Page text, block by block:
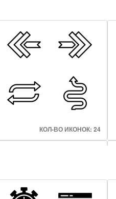
КОЛ-ВО ИКОНОК: 25
КОЛ-ВО ИКОНОК: 24